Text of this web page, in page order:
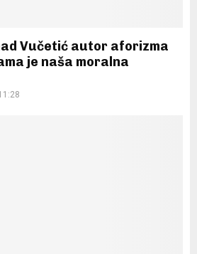
Vučetić autor aforizma
je naša moralna